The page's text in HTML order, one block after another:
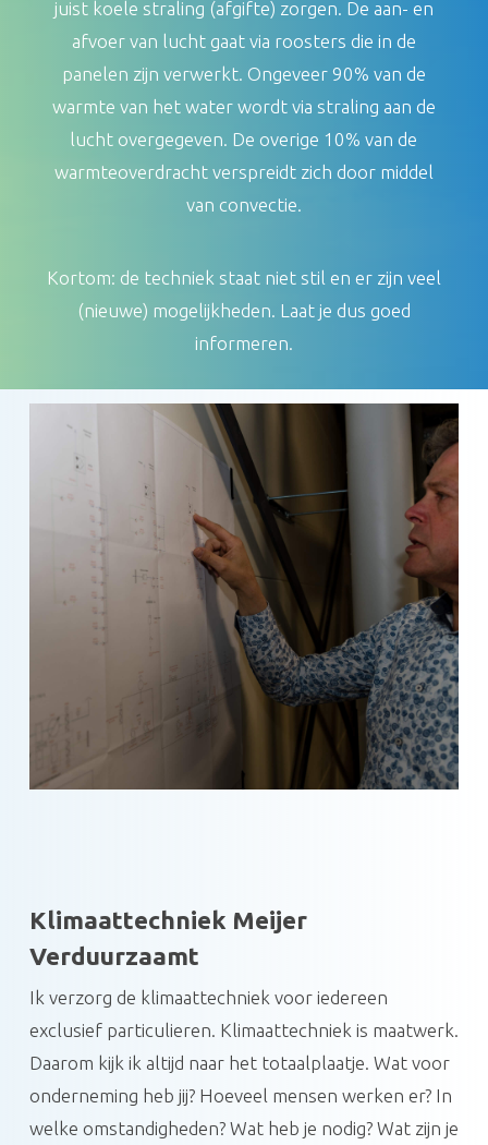
juist koele straling (afgifte) zorgen. De aan- en
afvoer van lucht gaat via roosters die in de
panelen zijn verwerkt. Ongeveer 90% van de
warmte van het water wordt via straling aan de
lucht overgegeven. De overige 10% van de
warmteoverdracht verspreidt zich door middel
van convectie.
Kortom: de techniek staat niet stil en er zijn veel
(nieuwe) mogelijkheden. Laat je dus goed
informeren.
Klimaattechniek Meijer
Verduurzaamt
Ik verzorg de klimaattechniek voor iedereen
exclusief particulieren. Klimaattechniek is maatwerk.
Daarom kijk ik altijd naar het totaalplaatje. Wat voor
onderneming heb jij? Hoeveel mensen werken er? In
welke omstandigheden? Wat heb je nodig? Wat zijn je